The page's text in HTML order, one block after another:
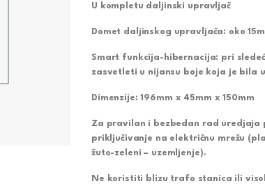
U kompletu daljinski upravljač
Domet daljinskog upravljača: oko 15m
Smart funkcija-hibernacija: pri
zasvetleti u nijansu boje koja je bila
Dimenzije: 196mm x 45mm x 150mm
Za pravilan i bezbedan rad uredjaja
priključivanje na električnu mrežu
žuto-zeleni – uzemljenje).
Ne koristiti blizu trafo stanica ili